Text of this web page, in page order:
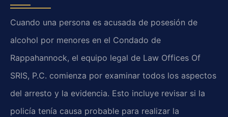
Cuando una persona es acusada de posesión de
alcohol por menores en el Condado de
Rappahannock, el equipo legal de Law Offices Of
SRIS, P.C. comienza por examinar todos los aspectos
del arresto y la evidencia. Esto incluye revisar si la
policía tenía causa probable para realizar la